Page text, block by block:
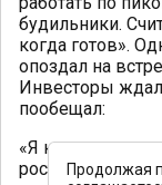
будильники.
когда готов».
опоздал на
Инвесторы
пообещал:
«Я компенсирую
роста акций»
Продолжая